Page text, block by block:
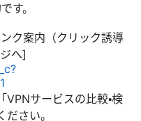
す。
ク案内（クリック誘導
へ]
サービスの比較・検
さい。